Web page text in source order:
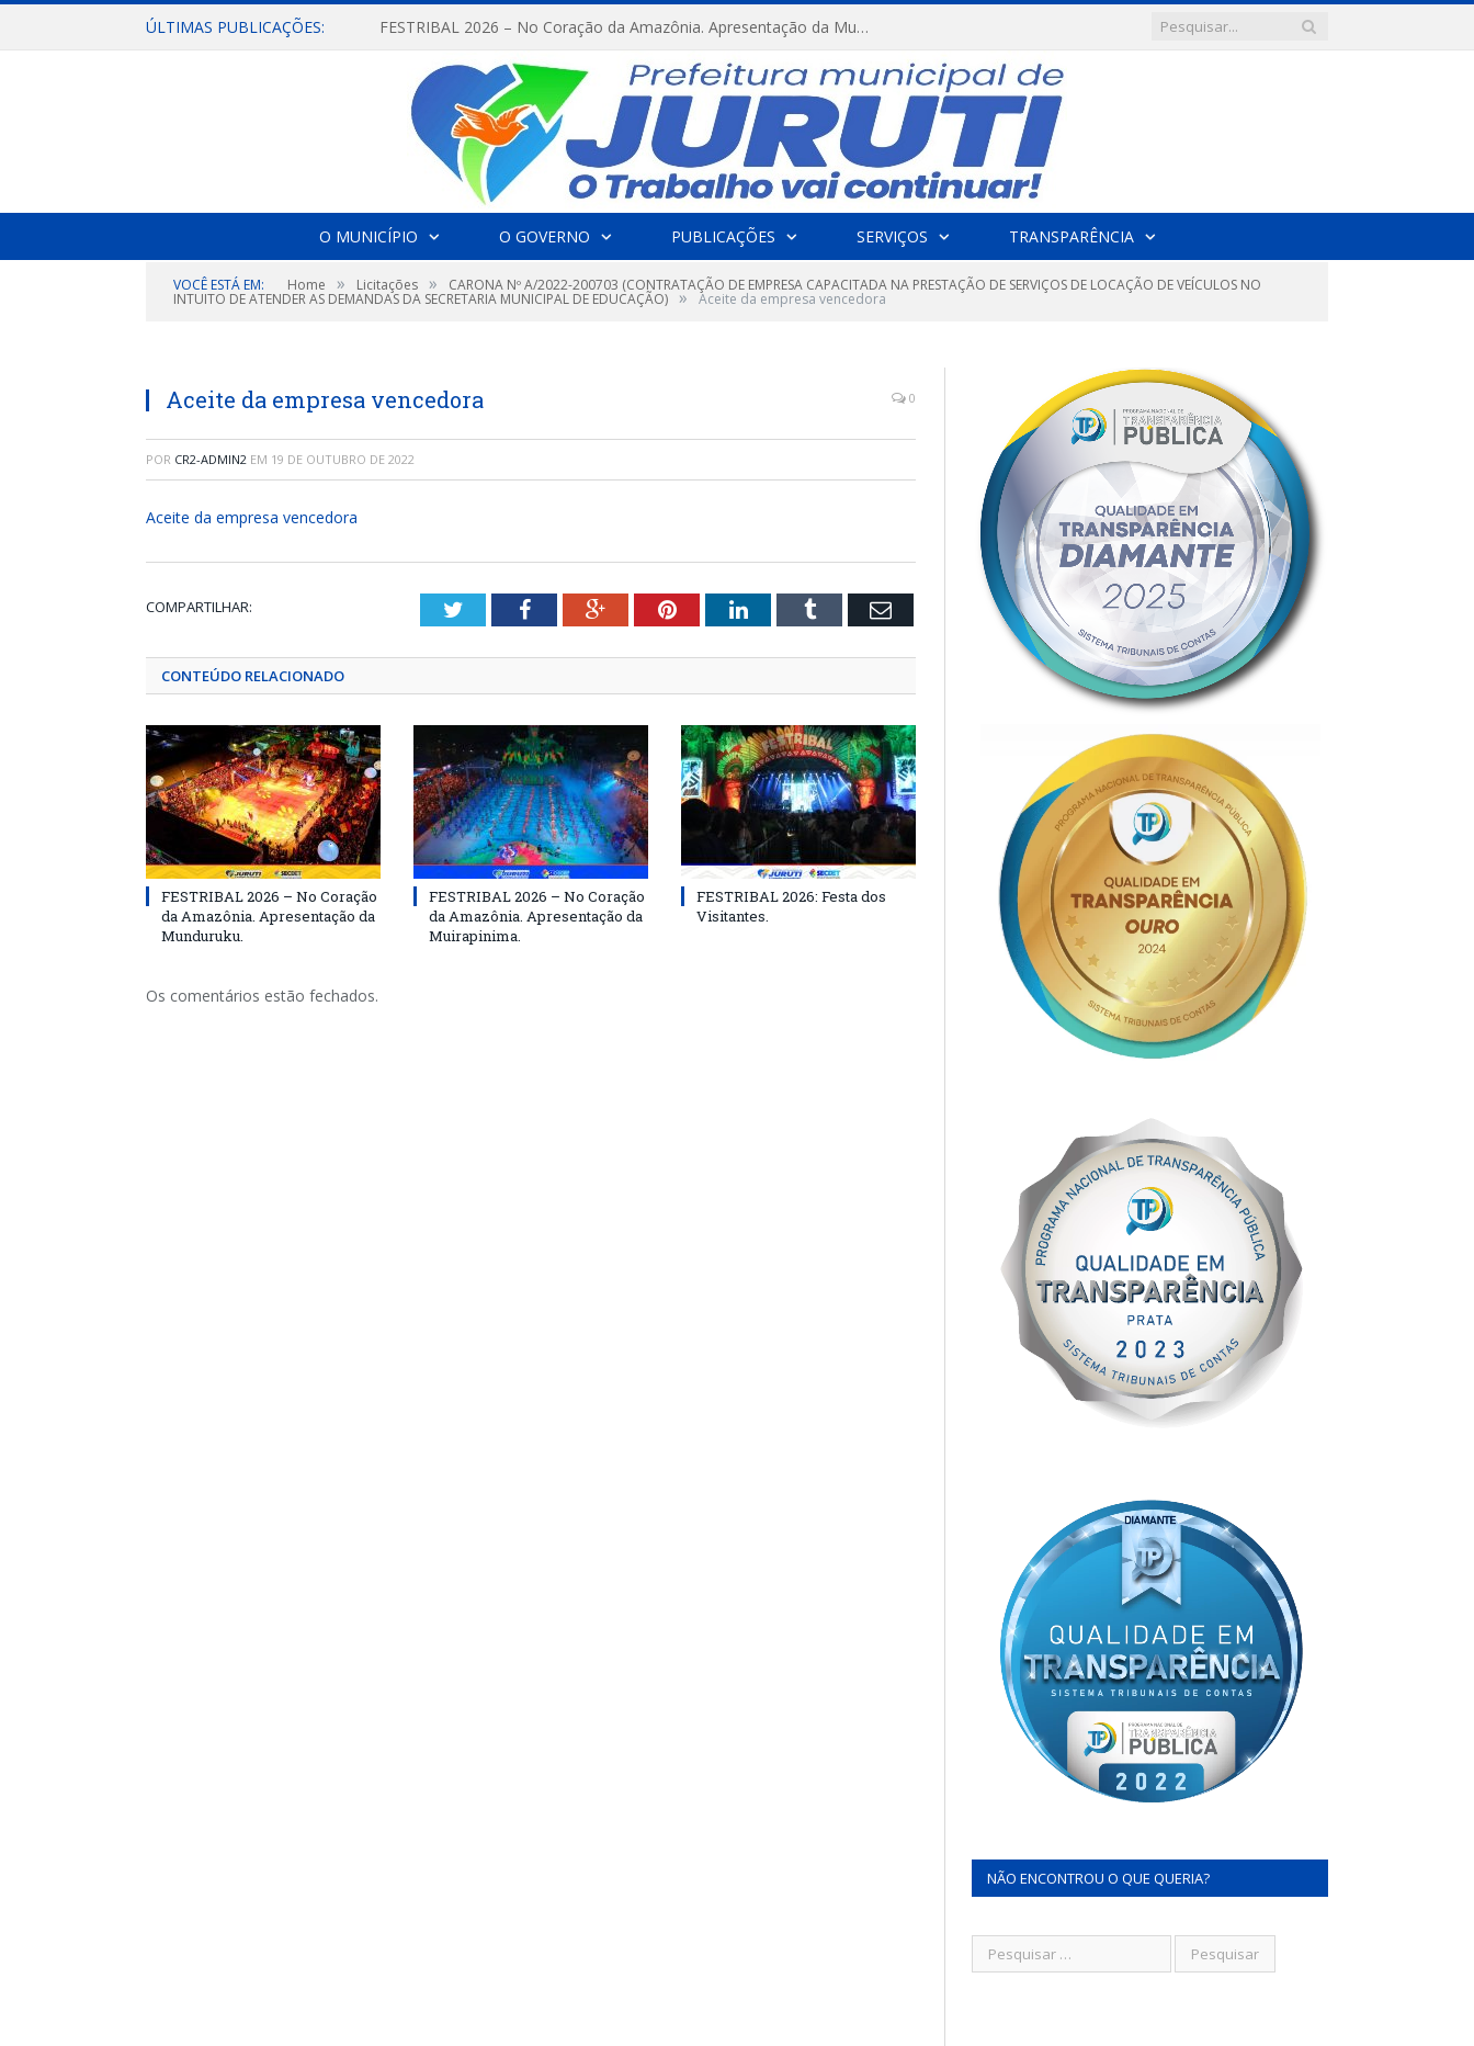
ÚLTIMAS PUBLICAÇÕES: FESTRIBAL 2026 – No Coração da Amazônia. Apresentação da Munduruku.
O MUNICÍPIO O GOVERNO PUBLICAÇÕES SERVIÇOS TRANSPARÊNCIA
VOCÊ ESTÁ EM: Home » Licitações » CARONA Nº A/2022-200703 (CONTRATAÇÃO DE EMPRESA CAPACITADA NA PRESTAÇÃO DE SERVIÇOS DE LOCAÇÃO DE VEÍCULOS NO
INTUITO DE ATENDER AS DEMANDAS DA SECRETARIA MUNICIPAL DE EDUCAÇÃO) » Aceite da empresa vencedora
Aceite da empresa vencedora 0
POR CR2-ADMIN2 EM 19 DE OUTUBRO DE 2022
Aceite da empresa vencedora
COMPARTILHAR: TwitterFacebookGoogle+PinterestLinkedInTumblr Email
CONTEÚDO RELACIONADO
FESTRIBAL 2026 – No Coração
da Amazônia. Apresentação da
Munduruku.
FESTRIBAL 2026 – No Coração
da Amazônia. Apresentação da
Muirapinima.
FESTRIBAL 2026: Festa dos
Visitantes.
Os comentários estão fechados.
NÃO ENCONTROU O QUE QUERIA?